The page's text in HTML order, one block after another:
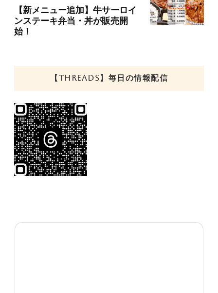
【新メニュー追加】牛サーロイ
ンステーキ弁当・丼が販売開
始！
【THREADS】毎日の情報配信